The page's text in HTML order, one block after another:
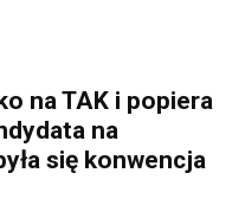
na TAK i popiera
na
się konwencja